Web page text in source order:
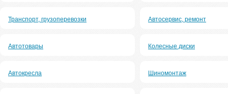
Транспорт, грузоперевозки Автосервис, ремонт
Автотовары Колесные диски
Автокресла Шиномонтаж